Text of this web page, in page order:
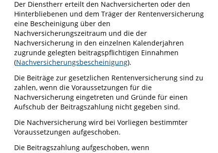
Der Dienstherr erteilt den Nachversicherten oder den
Hinterbliebenen und dem Träger der Rentenversicherung
eine Bescheinigung über den
Nachversicherungszeitraum und die der
Nachversicherung in den einzelnen Kalenderjahren
zugrunde gelegten beitragspflichtigen Einnahmen
(Nachversicherungsbescheinigung).
Die Beiträge zur gesetzlichen Rentenversicherung sind zu
zahlen, wenn die Voraussetzungen für die
Nachversicherung eingetreten und Gründe für einen
Aufschub der Beitragszahlung nicht gegeben sind.
Die Nachversicherung wird bei Vorliegen bestimmter
Voraussetzungen aufgeschoben.
Die Beitragszahlung aufgeschoben, wenn